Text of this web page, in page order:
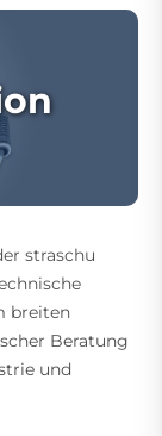
straschu
breiten
Beratung
und